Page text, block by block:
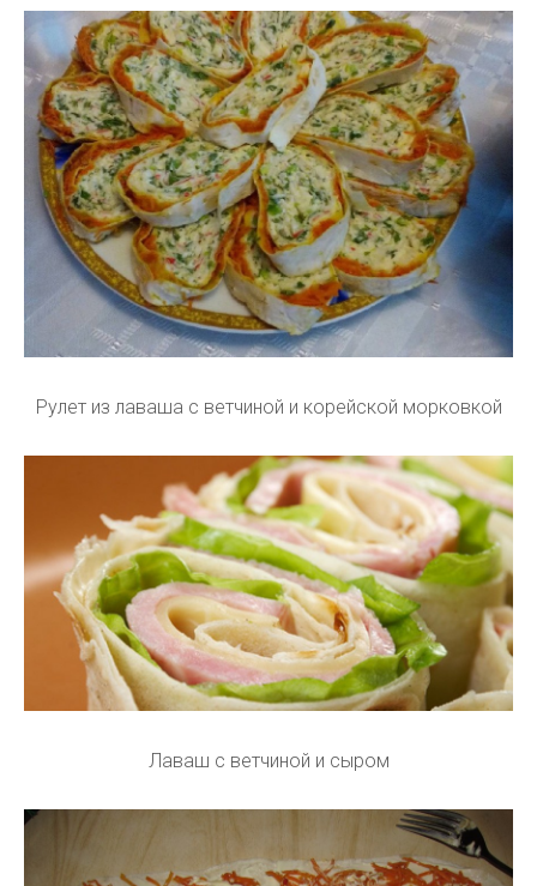
Рулет из лаваша с ветчиной и корейской морковкой
Лаваш с ветчиной и сыром